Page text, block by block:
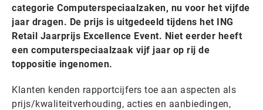
categorie Computerspeciaalzaken, nu voor het vijfde
jaar dragen. De prijs is uitgedeeld tijdens het ING
Retail Jaarprijs Excellence Event. Niet eerder heeft
een computerspeciaalzaak vijf jaar op rij de
toppositie ingenomen.
Klanten kenden rapportcijfers toe aan aspecten als
prijs/kwaliteitverhouding, acties en aanbiedingen,